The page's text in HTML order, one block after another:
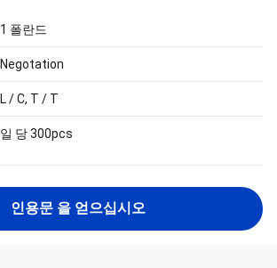
1 폴란드
Negotation
L / C, T / T
일 당 300pcs
인용문 을 얻으십시오